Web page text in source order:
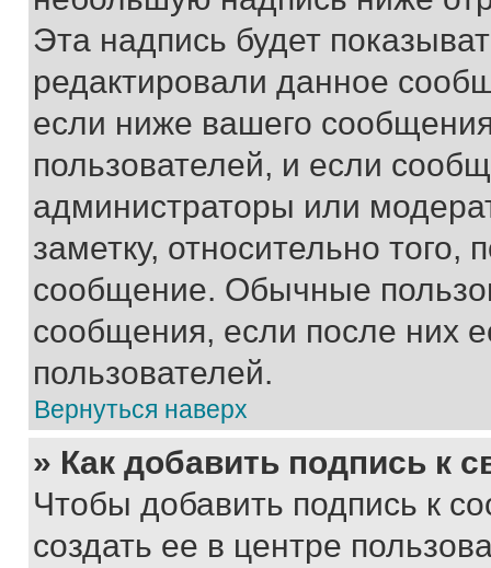
Эта надпись будет
редактировали данное
если ниже вашего
пользователей, и если
администраторы или
заметку, относительно
сообщение. Обычные
сообщения, если после них
пользователей.
Вернуться наверх
» Как добавить подпись к
Чтобы добавить подпись к
создать ее в центре